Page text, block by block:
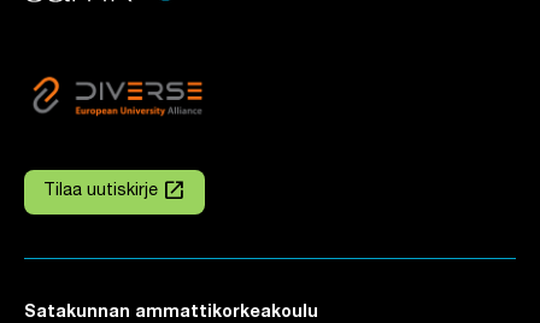
Tilaa uutiskirje
Linkki avautuu uuteen välilehteen
launch
Satakunnan ammattikorkeakoulu